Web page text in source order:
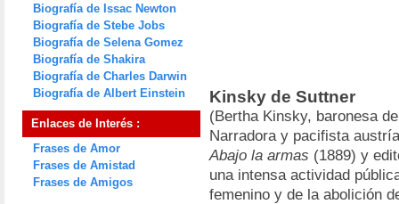
Biografía de Issac Newton
Biografía de Stebe Jobs
Biografía de Selena Gomez
Biografía de Shakira
Biografía de Charles Darwin
Biografía de Albert Einstein
Enlaces de Interés :
Frases de Amor
Frases de Amistad
Frases de Amigos
Kinsky de Suttner
(Bertha Kinsky, baronesa
Narradora y pacifista
Abajo la armas (1889) y
una intensa actividad
femenino y de la abolición